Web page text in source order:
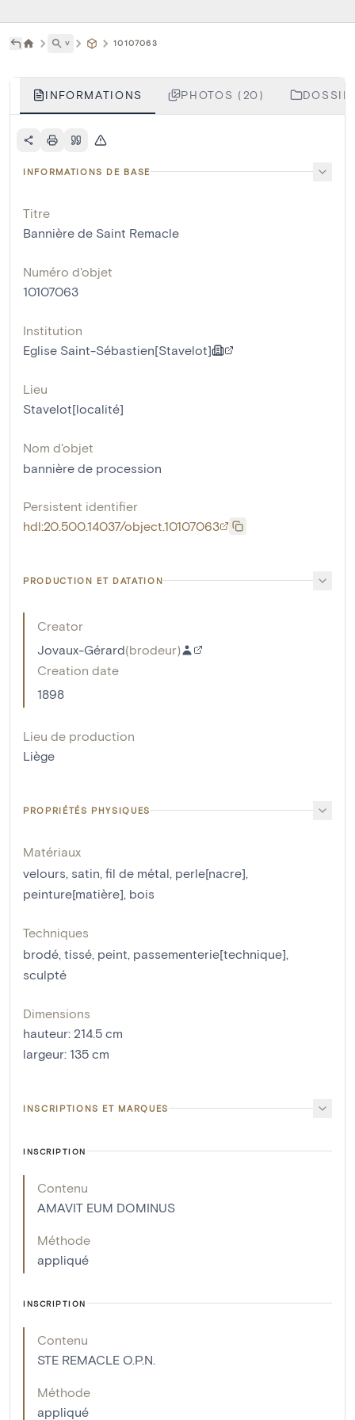
˅ 10107063
INFORMATIONS PHOTOS (20)
INFORMATIONS DE BASE
Titre
Bannière de Saint Remacle
Numéro d'objet
10107063
Institution
Eglise Saint-Sébastien[Stavelot]
Lieu
Stavelot[localité]
Nom d'objet
bannière de procession
Persistent identifier
hdl:20.500.14037/object.10107063
PRODUCTION ET DATATION
Creator
Jovaux-Gérard(brodeur)
Creation date
1898
Lieu de production
Liège
PROPRIÉTÉS PHYSIQUES
Matériaux
velours satin fil de métal perle[nacre]
peinture[matière] bois
Techniques
brodé tissé peint passementerie[technique]
sculpté
Dimensions
hauteur: 214.5 cm
largeur: 135 cm
INSCRIPTIONS ET MARQUES
INSCRIPTION
Contenu
AMAVIT EUM DOMINUS
Méthode
appliqué
INSCRIPTION
Contenu
STE REMACLE O.P.N.
Méthode
appliqué